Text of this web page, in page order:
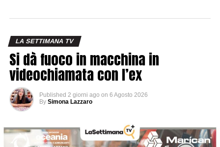
LA SETTIMANA TV
Si dà fuoco in macchina in
videochiamata con l’ex
Published 2 giorni ago on 6 Agosto 2026
By Simona Lazzaro